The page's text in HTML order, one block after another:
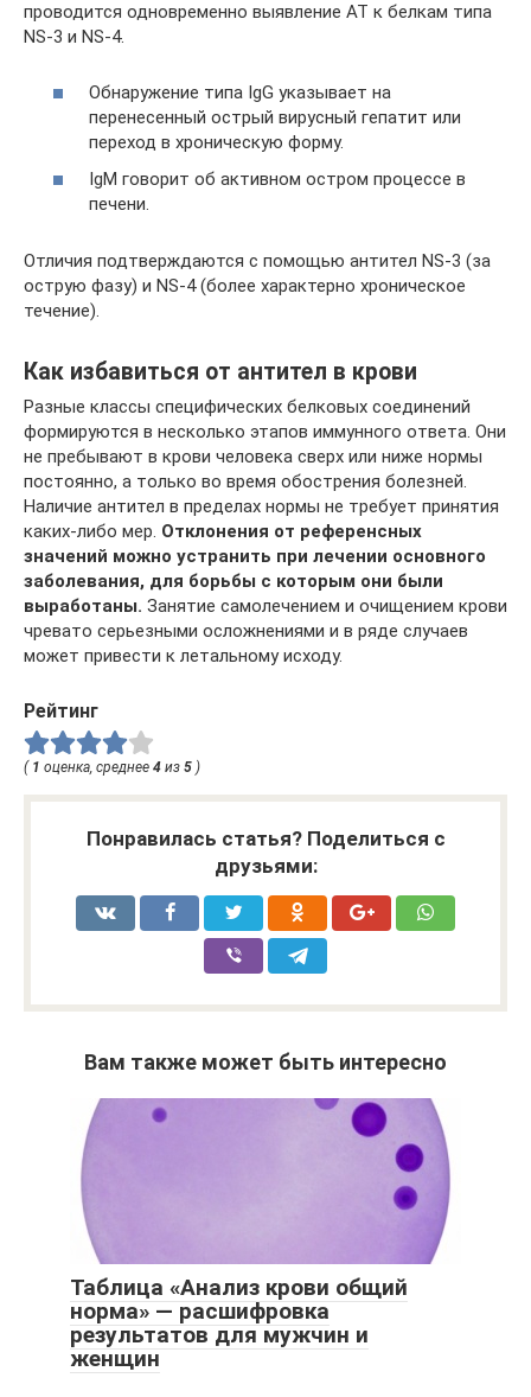
проводится одновременно выявление АТ к белкам типа
NS-3 и NS-4.
Обнаружение типа IgG указывает на
перенесенный острый вирусный гепатит или
переход в хроническую форму.
IgM говорит об активном остром процессе в
печени.
Отличия подтверждаются с помощью антител NS-3 (за
острую фазу) и NS-4 (более характерно хроническое
течение).
Как избавиться от антител в крови
Разные классы специфических белковых соединений
формируются в несколько этапов иммунного ответа. Они
не пребывают в крови человека сверх или ниже нормы
постоянно, а только во время обострения болезней.
Наличие антител в пределах нормы не требует принятия
каких-либо мер. Отклонения от референсных
значений можно устранить при лечении основного
заболевания, для борьбы с которым они были
выработаны. Занятие самолечением и очищением крови
чревато серьезными осложнениями и в ряде случаев
может привести к летальному исходу.
Рейтинг
( 1 оценка, среднее 4 из 5 )
Понравилась статья? Поделиться с
друзьями:
Вам также может быть интересно
Таблица «Анализ крови общий
норма» — расшифровка
результатов для мужчин и
женщин